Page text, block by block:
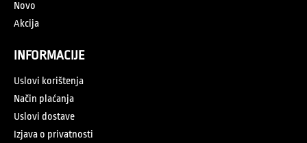
Novo
Akcija
INFORMACIJE
Uslovi korištenja
Način plaćanja
Uslovi dostave
Izjava o privatnosti